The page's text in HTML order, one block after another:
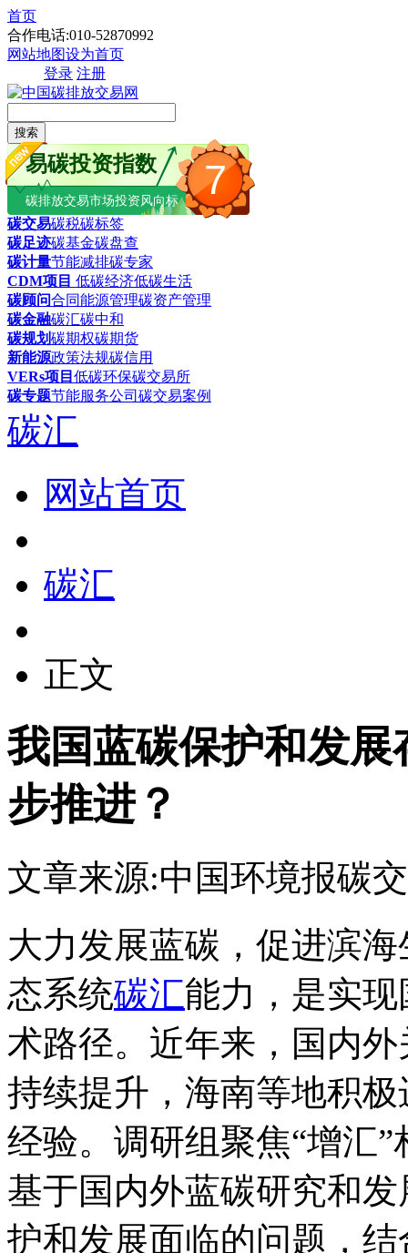
首页
合作电话:010-52870992
网站地图设为首页
登录 注册
搜索
7
易碳投资指数
碳排放交易市场投资风向标
碳交易碳税碳标签
碳足迹碳基金碳盘查
碳计量节能减排碳专家
CDM项目 低碳经济低碳生活
碳顾问合同能源管理碳资产管理
碳金融碳汇碳中和
碳规划碳期权碳期货
新能源政策法规碳信用
VERs项目 低碳环保碳交易所
碳专题节能服务公司 碳交易案例
碳汇
网站首页
碳汇
正文
我国蓝碳保护和发
步推进？
文章来源:中国环境报碳
大力发展蓝碳，促进滨
态系统碳汇能力，是实
术路径。近年来，国内
持续提升，海南等地积
经验。调研组聚焦“增汇
基于国内外蓝碳研究和
护和发展面临的问题，